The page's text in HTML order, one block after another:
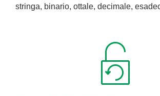
stringa, binario, ottale, decimale,